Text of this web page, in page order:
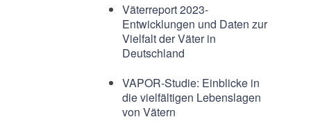
Väterreport 2023-
Entwicklungen und Daten zur
Vielfalt der Väter in
Deutschland
VAPOR-Studie: Einblicke in
die vielfältigen Lebenslagen
von Vätern